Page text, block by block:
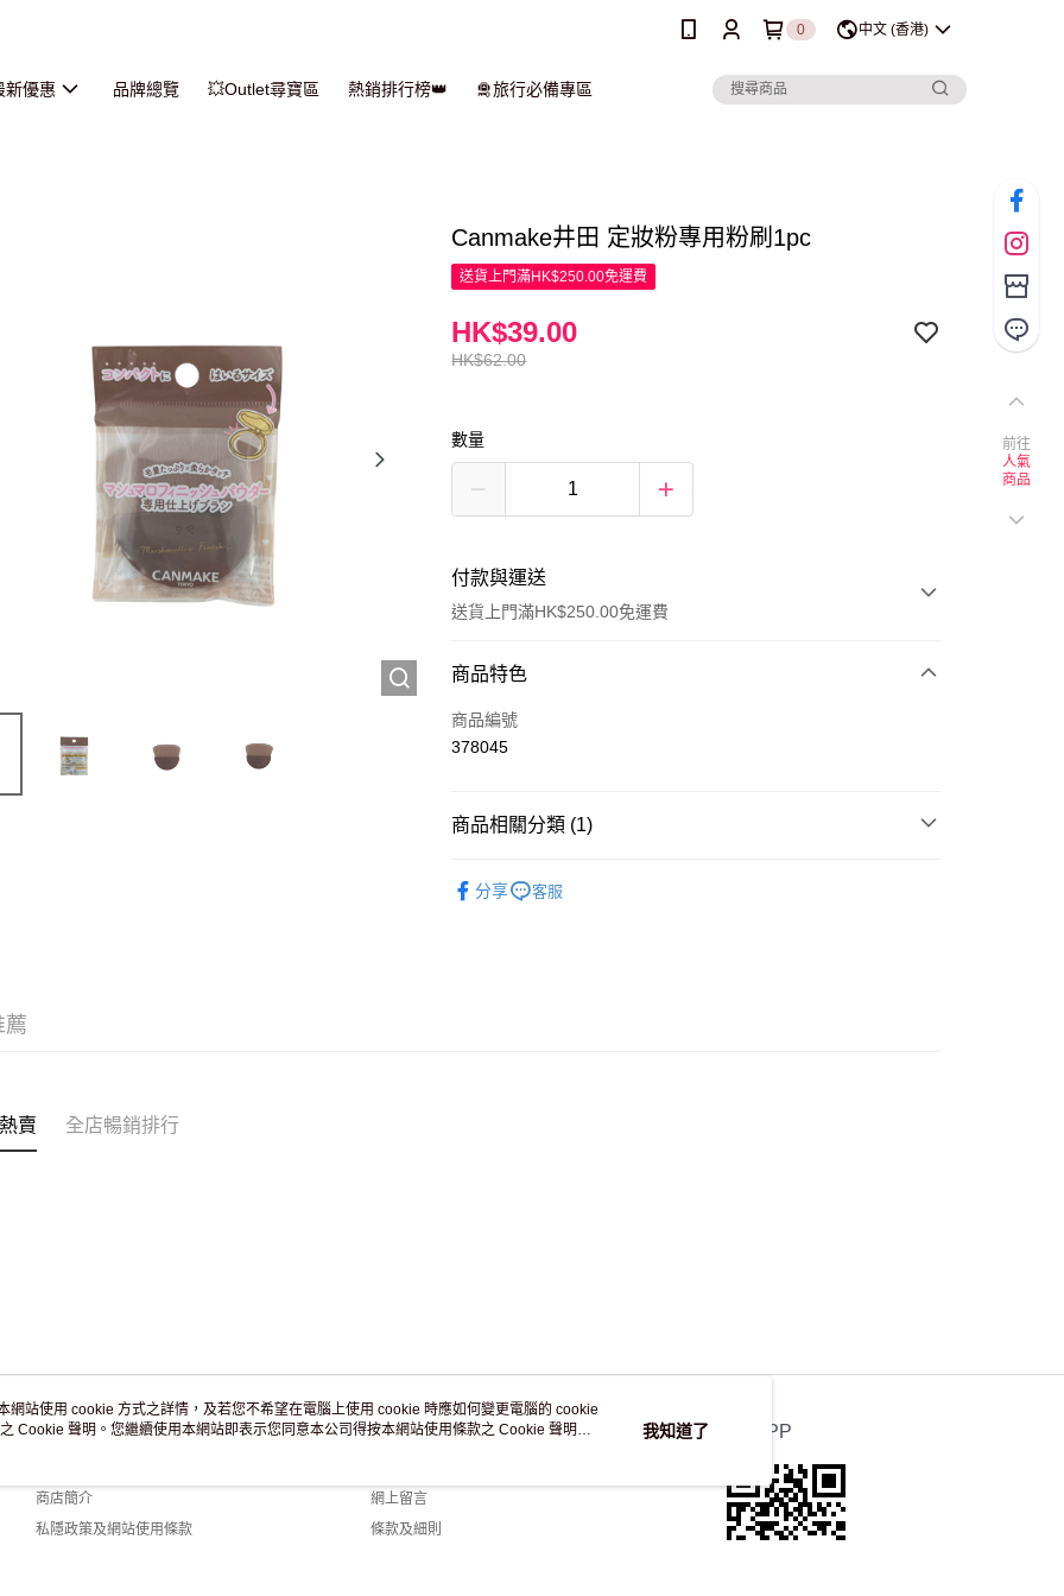
0 中文 (香港)
新優惠 品牌總覽 💥Outlet尋寶區 熱銷排行榜👑 🛅旅行必備專區
Canmake井田 定妝粉專用粉刷1pc
送貨上門滿HK$250.00免運費
HK$62.00
HK$39.00
數量
付款與運送
送貨上門滿HK$250.00免運費
付款方式
信用卡
商品特色
商品編號
378045
商品相關分類 (1)
分享
客服
薦
賣 全店暢銷排行
關於我們
商店簡介
私隱政策及網站使用條款
客戶服務
網上留言
條款及細則
官方APP
前往
人氣
商品
網站使用 cookie 方式之詳情，及若您不希望在電腦上使用 cookie 時應如何變更電腦的 cookie
Cookie 聲明。您繼續使用本網站即表示您同意本公司得按本網站使用條款之 Cookie 聲明使
我知道了